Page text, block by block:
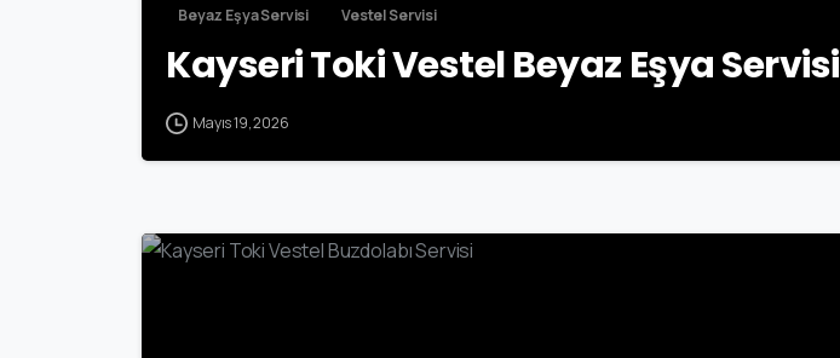
Beyaz Eşya Servisi Vestel Servisi
Kayseri Toki Vestel Beyaz Eşya Servisi
Mayıs 19, 2026